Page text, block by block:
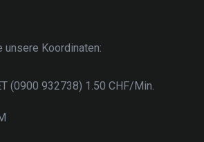
unsere Koordinaten:
(0900 932738) 1.50 CHF/Min.